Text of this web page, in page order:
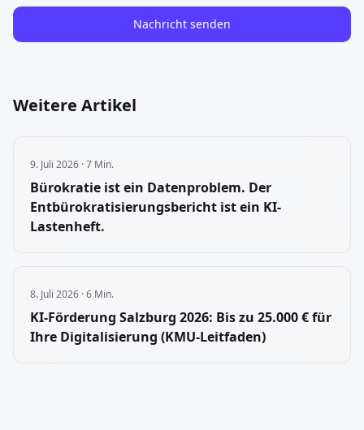
Nachricht senden
Weitere Artikel
9. Juli 2026 ·7 Min.
Bürokratie ist ein Datenproblem. Der
Entbürokratisierungsbericht ist ein KI-
Lastenheft.
8. Juli 2026 ·6 Min.
KI-Förderung Salzburg 2026: Bis zu 25.000 € für
Ihre Digitalisierung (KMU-Leitfaden)